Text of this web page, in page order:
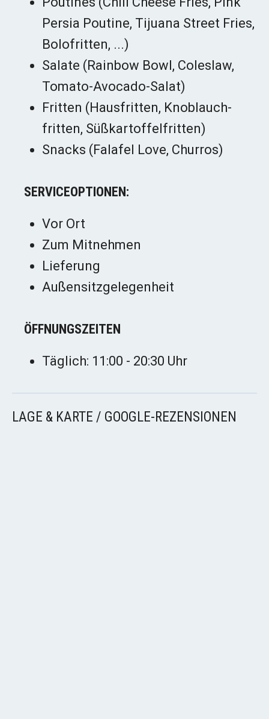
Persia Poutine, Tijuana Street Fries,
Bolofritten, ...)
Salate (Rainbow Bowl, Coleslaw,
Tomato-Avocado-Salat)
Fritten (Haus­fritten, Knoblauch­
fritten, Süßkartoffel­fritten)
Snacks (Falafel Love, Churros)
SERVICEOPTIONEN:
Vor Ort
Zum Mitnehmen
Lieferung
Außensitzgelegenheit
ÖFFNUNGSZEITEN
Täglich: 11:00 - 20:30 Uhr
LAGE & KARTE / GOOGLE-REZENSIONEN